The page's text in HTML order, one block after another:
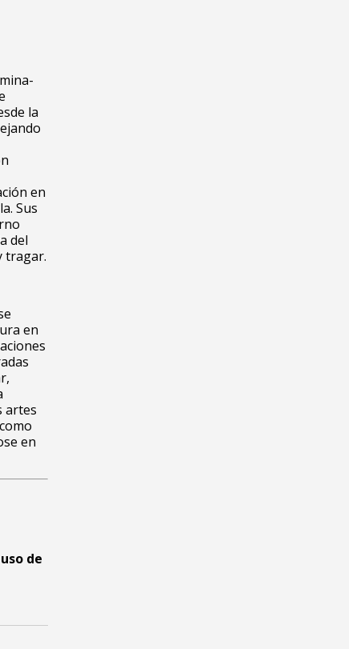
la
en
Sus
del
tragar.
en
artes
en
de